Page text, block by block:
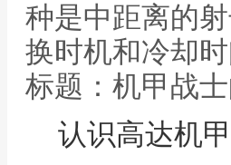
种是中距离的
换时机和冷却
标题：机甲战
认识高达机